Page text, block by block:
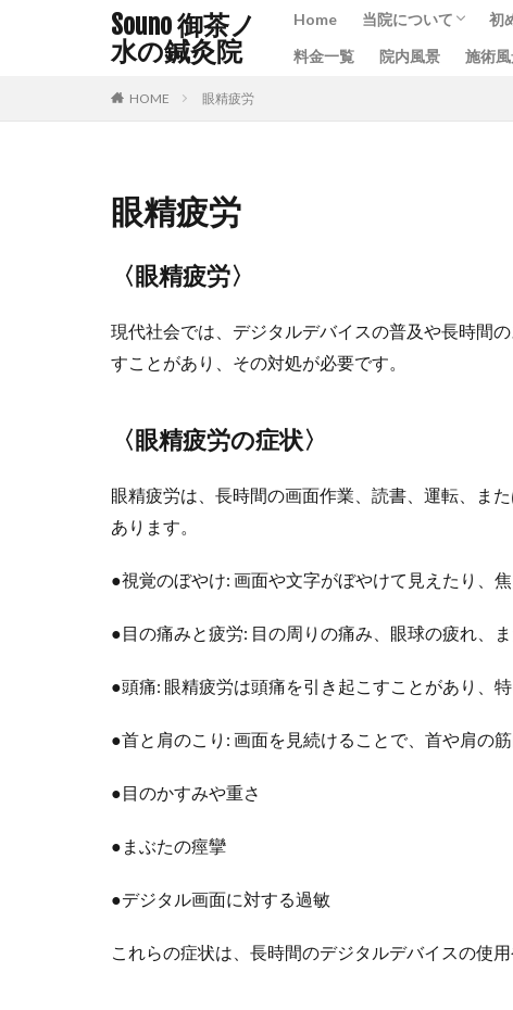
Souno 御茶ノ
水の鍼灸院
Home 当院について
Souno紹介動画
プライバシーにつ
初
料金一覧 院内風景 施術
HOME 眼精疲労
眼精疲労
〈眼精疲労〉
現代社会では、デジタルデバイスの普及や長時間
すことがあり、その対処が必要です。
〈眼精疲労の症状〉
眼精疲労は、長時間の画面作業、読書、運転、ま
あります。
●視覚のぼやけ: 画面や文字がぼやけて見えたり、
●目の痛みと疲労: 目の周りの痛み、眼球の疲れ、
●頭痛: 眼精疲労は頭痛を引き起こすことがあり、
●首と肩のこり: 画面を見続けることで、首や肩の
●目のかすみや重さ
●まぶたの痙攣
●デジタル画面に対する過敏
これらの症状は、長時間のデジタルデバイスの使